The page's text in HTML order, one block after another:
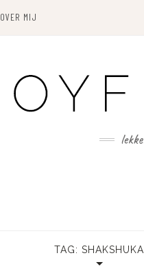
OVER MIJ
TAG:SHAKSHUKA